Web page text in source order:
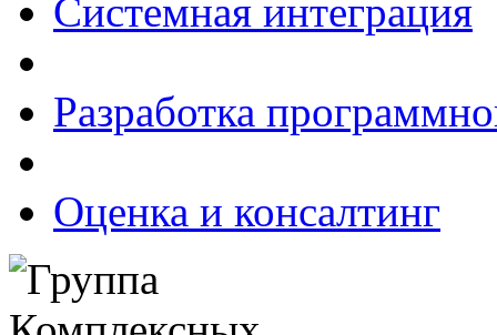
Системная интеграция
Разработка
Оценка и консалтинг